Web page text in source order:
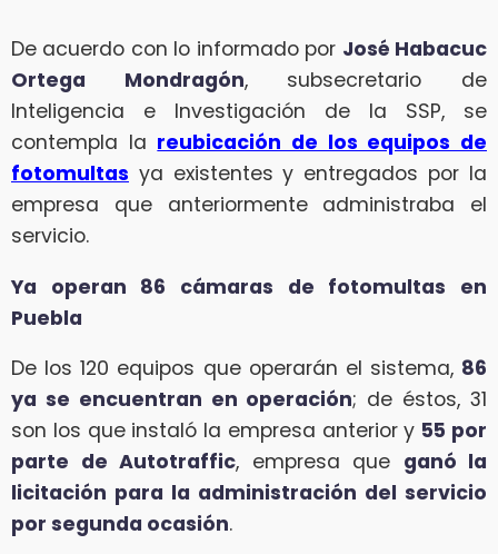
De acuerdo con lo informado por José Habacuc
Ortega Mondragón, subsecretario de
Inteligencia e Investigación de la SSP, se
contempla la reubicación de los equipos de
fotomultas ya existentes y entregados por la
empresa que anteriormente administraba el
servicio.
Ya operan 86 cámaras de fotomultas en
Puebla
De los 120 equipos que operarán el sistema, 86
ya se encuentran en operación; de éstos, 31
son los que instaló la empresa anterior y 55 por
parte de Autotraffic, empresa que ganó la
licitación para la administración del servicio
por segunda ocasión.